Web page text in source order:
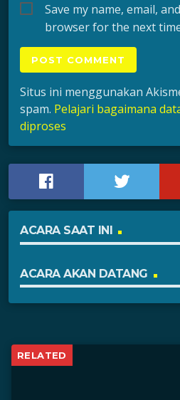
Save my name, email,
browser for the next
Situs ini menggunakan
spam. Pelajari bagaimana
diproses
ACARA SAAT INI
ACARA AKAN DATANG
RELATED